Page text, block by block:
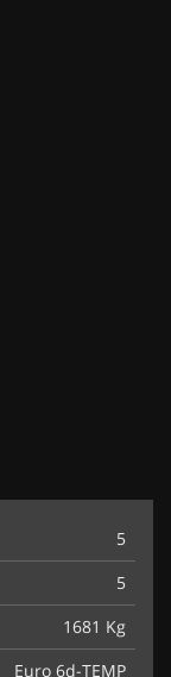
5
5
1681 Kg
Euro 6d-TEMP